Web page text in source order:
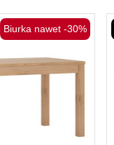
Biurka nawet -30%